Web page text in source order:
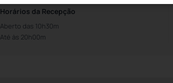
Horários da Recepção
Aberto das 10h30m
Até às 20h00m